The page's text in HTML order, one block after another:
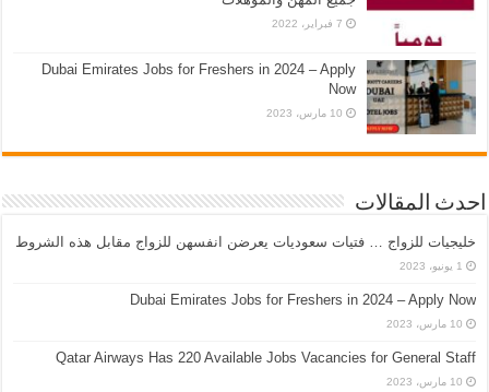
7 فبراير، 2022
Dubai Emirates Jobs for Freshers in 2024 – Apply
Now
10 مارس، 2023
احدث المقالات
خليجيات للزواج … فتيات سعوديات يعرضن انفسهن للزواج مقابل هذه الشروط
1 يونيو، 2023
Dubai Emirates Jobs for Freshers in 2024 – Apply Now
10 مارس، 2023
Qatar Airways Has 220 Available Jobs Vacancies for General Staff
10 مارس، 2023